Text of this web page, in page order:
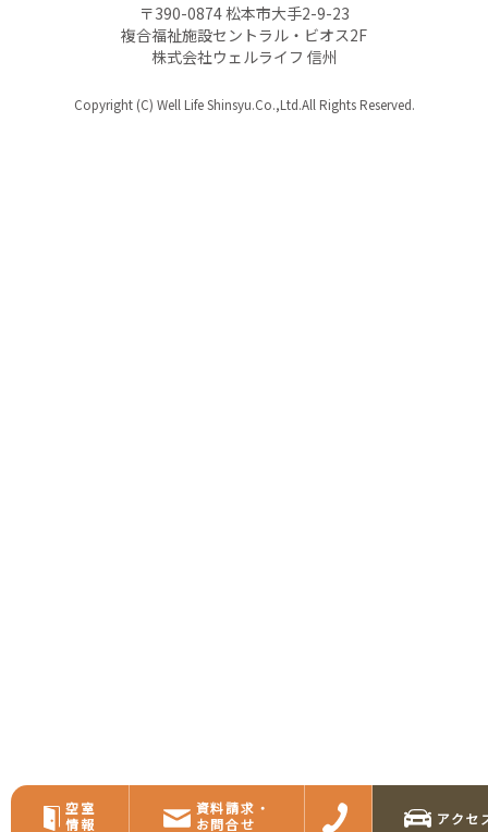
空室
情報
資料請求・
お問合せ
アクセ
〒390-0874 松本市大手2-9-23
複合福祉施設セントラル・ビオス2F
株式会社ウェルライフ 信州
Copyright (C) Well Life Shinsyu.Co.,Ltd.All Rights Reserved.